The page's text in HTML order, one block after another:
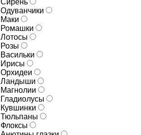
Сирень
Одуванчики
Маки
Ромашки
Лотосы
Розы
Васильки
Ирисы
Орхидеи
Ландыши
Магнолии
Гладиолусы
Кувшинки
Тюльпаны
Флоксы